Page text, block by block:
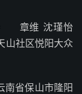
》 章维 沈瑾怡
山社区悦阳大众
省保山市隆阳